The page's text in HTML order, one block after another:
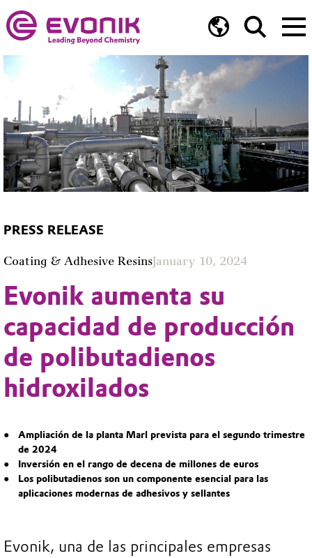
PRESS RELEASE
Coating & Adhesive ResinsJanuary 10, 2024
Evonik aumenta su
capacidad de producción
de polibutadienos
hidroxilados
Ampliación de la planta Marl prevista para el segundo trimestre
de 2024
Inversión en el rango de decena de millones de euros
Los polibutadienos son un componente esencial para las
aplicaciones modernas de adhesivos y sellantes
Evonik, una de las principales empresas